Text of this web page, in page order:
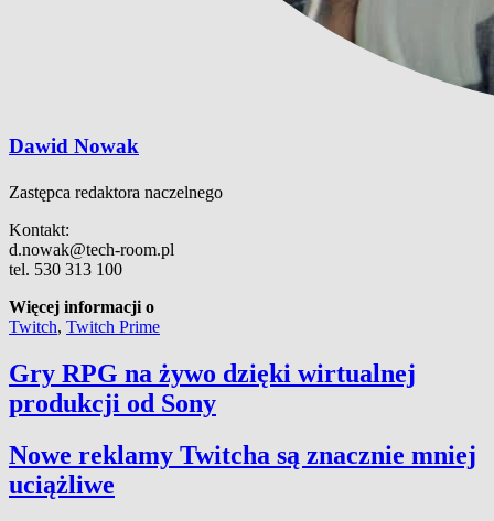
Dawid Nowak
Zastępca redaktora naczelnego
Kontakt:
d.nowak@tech-room.pl
tel. 530 313 100
Więcej informacji o
Twitch, Twitch Prime
Gry RPG na żywo dzięki wirtualnej
produkcji od Sony
Nowe reklamy Twitcha są znacznie mniej
uciążliwe